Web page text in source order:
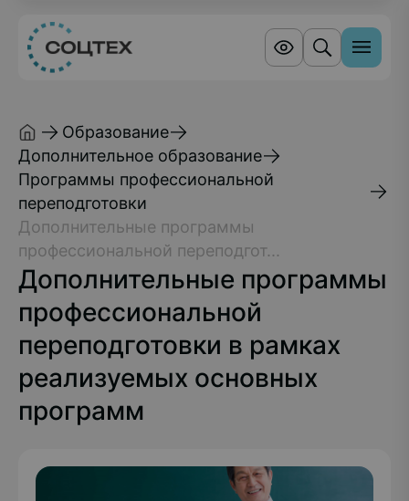
Образование
Дополнительное образование
Программы профессиональной
переподготовки
Дополнительные программы
профессиональной переподгот...
Дополнительные программы
профессиональной
переподготовки в рамках
реализуемых основных
программ